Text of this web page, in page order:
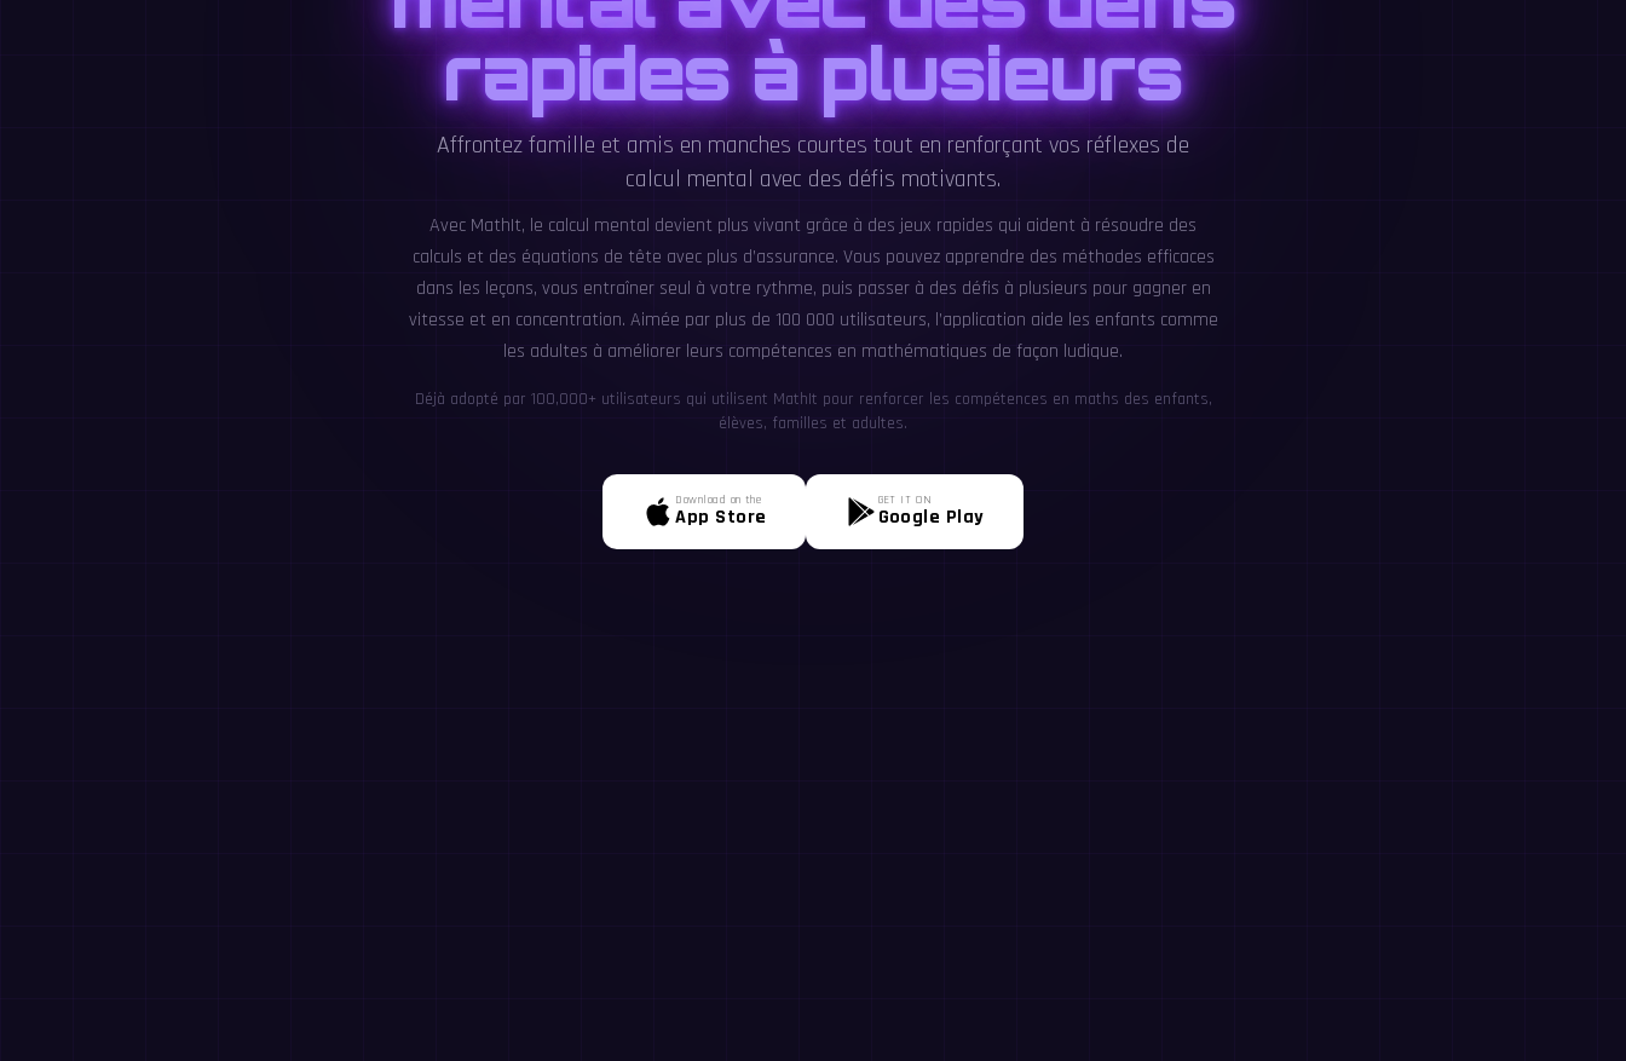
rapides à plusieurs
Affrontez famille et amis en manches courtes tout en renforçant vos réflexes de
calcul mental avec des défis motivants.
Avec MathIt, le calcul mental devient plus vivant grâce à des jeux rapides qui aident à résoudre des
calculs et des équations de tête avec plus d’assurance. Vous pouvez apprendre des méthodes efficaces
dans les leçons, vous entraîner seul à votre rythme, puis passer à des défis à plusieurs pour gagner en
vitesse et en concentration. Aimée par plus de 100 000 utilisateurs, l’application aide les enfants comme
les adultes à améliorer leurs compétences en mathématiques de façon ludique.
Déjà adopté par 100,000+ utilisateurs qui utilisent MathIt pour renforcer les compétences en maths des enfants,
élèves, familles et adultes.
Download on the
App Store
GET IT ON
Google Play